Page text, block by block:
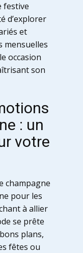
festive
d’explorer
et
mensuelles
occasion
son
: un
votre
champagne
pour les
à allier
se prête
plans,
fêtes ou